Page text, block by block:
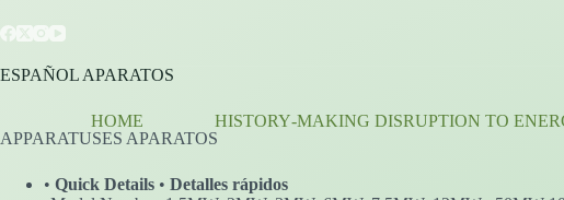
to
content
HOME HISTORY‑MAKING DISRUPTION TO
ESPAÑOL APARATOS
APPARATUSES APARATOS
• Quick Details • Detalles rápidos